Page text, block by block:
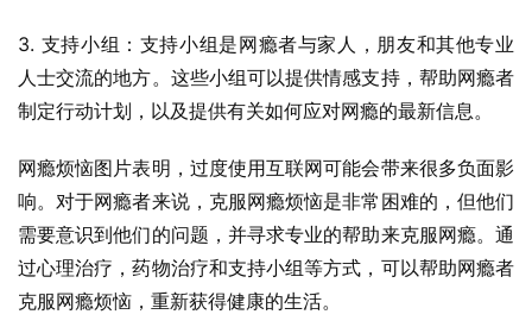
3. 支持小组：支持小组是网瘾者与家人，朋友和其他专业
人士交流的地方。这些小组可以提供情感支持，帮助网瘾者
制定行动计划，以及提供有关如何应对网瘾的最新信息。
网瘾烦恼图片表明，过度使用互联网可能会带来很多负面影
响。对于网瘾者来说，克服网瘾烦恼是非常困难的，但他们
需要意识到他们的问题，并寻求专业的帮助来克服网瘾。通
过心理治疗，药物治疗和支持小组等方式，可以帮助网瘾者
克服网瘾烦恼，重新获得健康的生活。